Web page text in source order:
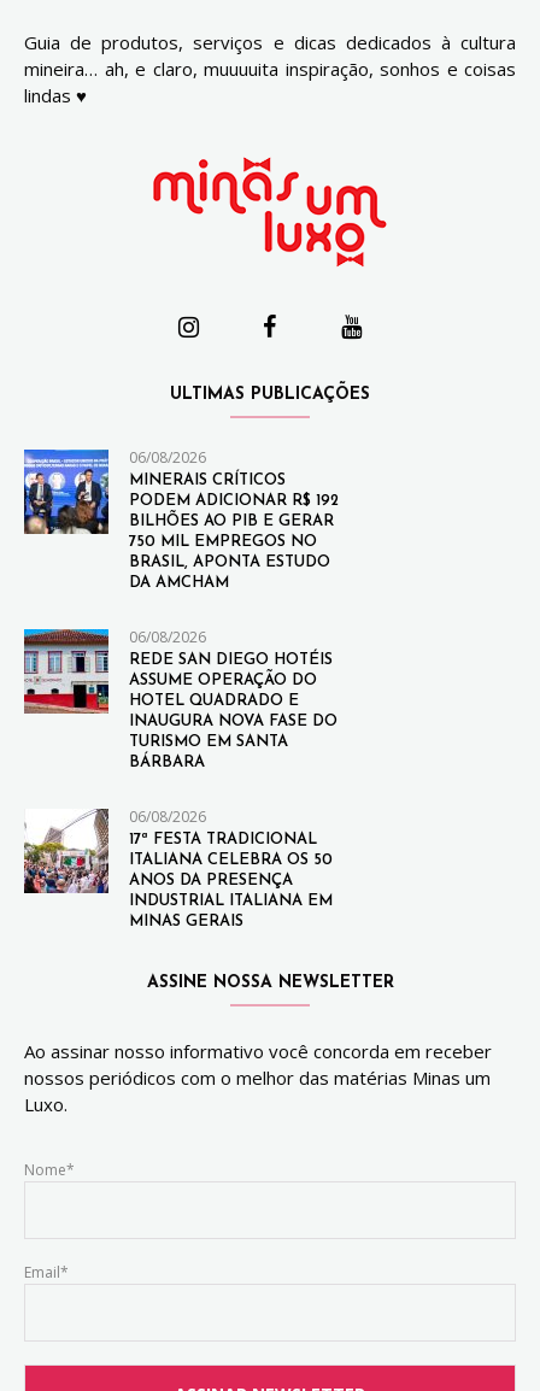
Guia de produtos, serviços e dicas dedicados à cultura
mineira… ah, e claro, muuuuita inspiração, sonhos e coisas
lindas ♥
ULTIMAS PUBLICAÇÕES
06/08/2026
MINERAIS CRÍTICOS
PODEM ADICIONAR R$ 192
BILHÕES AO PIB E GERAR
750 MIL EMPREGOS NO
BRASIL, APONTA ESTUDO
DA AMCHAM
06/08/2026
REDE SAN DIEGO HOTÉIS
ASSUME OPERAÇÃO DO
HOTEL QUADRADO E
INAUGURA NOVA FASE DO
TURISMO EM SANTA
BÁRBARA
06/08/2026
17ª FESTA TRADICIONAL
ITALIANA CELEBRA OS 50
ANOS DA PRESENÇA
INDUSTRIAL ITALIANA EM
MINAS GERAIS
ASSINE NOSSA NEWSLETTER
Ao assinar nosso informativo você concorda em receber
nossos periódicos com o melhor das matérias Minas um
Luxo.
Nome*
Email*